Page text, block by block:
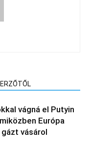
vágná el Putyin
Európa
vásárol